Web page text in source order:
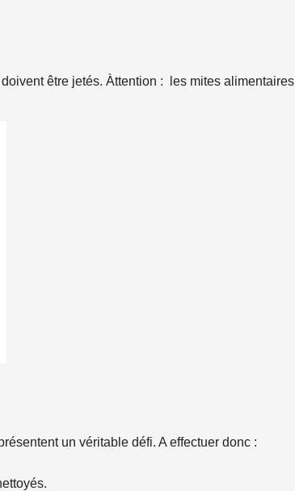
être jetés. Àttention : les mites alimentaires
un véritable défi. A effectuer donc :